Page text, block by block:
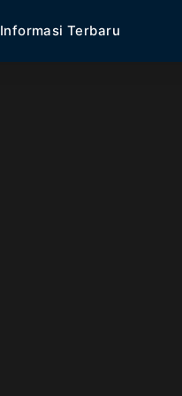
Informasi Terbaru